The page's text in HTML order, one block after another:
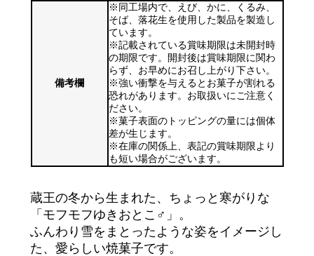
備考欄
※同工場内で、えび、かに、くるみ、
そば、落花生を使用した製品を製造し
ています。
※記載されている賞味期限は未開封時
の期限です。開封後は賞味期限に関わ
らず、お早めにお召し上がり下さい。
※強い衝撃を与えるとお菓子が割れる
恐れがあります。お取扱いにご注意く
ださい。
※菓子表面のトッピングの量には個体
差が生じます。
※在庫の関係上、表記の賞味期限より
も短い場合がございます。
蔵王の冬から生まれた、ちょっと寒がりな
「モフモフゆきおとこ♂」。
ふんわり雪をまとったような姿をイメージし
た、愛らしい焼菓子です。